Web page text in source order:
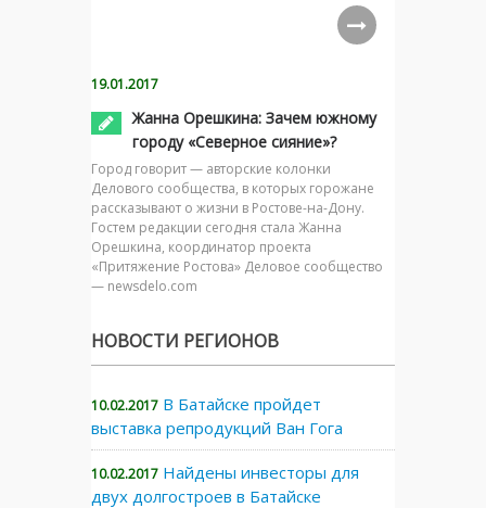
19.01.2017
Жанна Орешкина: Зачем южному
городу «Северное сияние»?
Город говорит — авторские колонки
Делового сообщества, в которых горожане
рассказывают о жизни в Ростове-на-Дону.
Гостем редакции сегодня стала Жанна
Орешкина, координатор проекта
«Притяжение Ростова» Деловое сообщество
— newsdelo.com
НОВОСТИ РЕГИОНОВ
10.02.2017 В Батайске пройдет
выставка репродукций Ван Гога
10.02.2017 Найдены инвесторы для
двух долгостроев в Батайске